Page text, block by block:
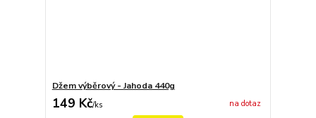
Džem výběrový - Jahoda 440g
149 Kč/ks na dotaz